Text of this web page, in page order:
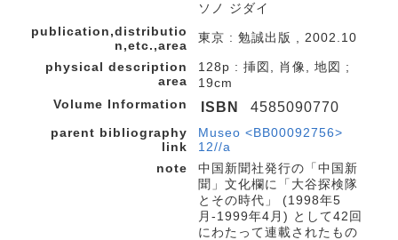
ソノ ジダイ
publication,distributio
n,etc.,area
東京 : 勉誠出版 , 2002.10
physical description
area
128p : 挿図, 肖像, 地図 ;
19cm
Volume Information
ISBN 4585090770
parent bibliography
link
Museo <BB00092756>
12//a
note
中国新聞社発行の「中国新
聞」文化欄に「大谷探検隊
とその時代」 (1998年5
月-1999年4月) として42回
にわたって連載されたもの